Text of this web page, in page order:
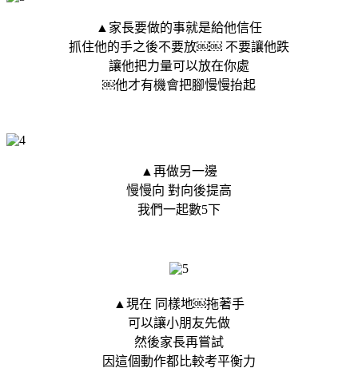
▲家長要做的事就是給他信任
抓住他的手之後不要放￼￼ 不要讓他跌
讓他把力量可以放在你處
￼他才有機會把腳慢慢抬起
▲再做另一邊
慢慢向 對向後提高
我們一起數5下
▲現在 同樣地￼拖著手
可以讓小朋友先做
然後家長再嘗試
因這個動作都比較考平衡力